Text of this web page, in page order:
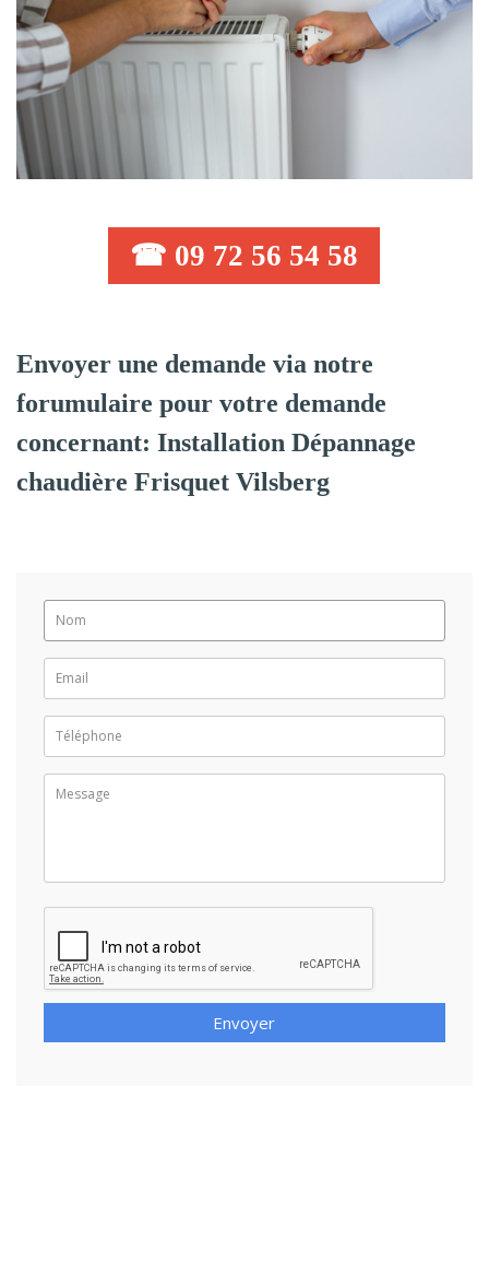
☎ 09 72 56 54 58
Envoyer une demande via notre
forumulaire pour votre demande
concernant: Installation Dépannage
chaudière Frisquet Vilsberg
Envoyer